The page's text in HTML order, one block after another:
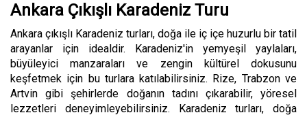
Ankara Çıkışlı Karadeniz Turu
Ankara çıkışlı Karadeniz turları, doğa ile iç içe huzurlu bir tatil
arayanlar için idealdir. Karadeniz'in yemyeşil yaylaları,
büyüleyici manzaraları ve zengin kültürel dokusunu
keşfetmek için bu turlara katılabilirsiniz. Rize, Trabzon ve
Artvin gibi şehirlerde doğanın tadını çıkarabilir, yöresel
lezzetleri deneyimleyebilirsiniz. Karadeniz turları, doğa